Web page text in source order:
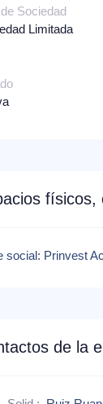
Sociedad
Limitada
físicos,
social: Prinvest
de la